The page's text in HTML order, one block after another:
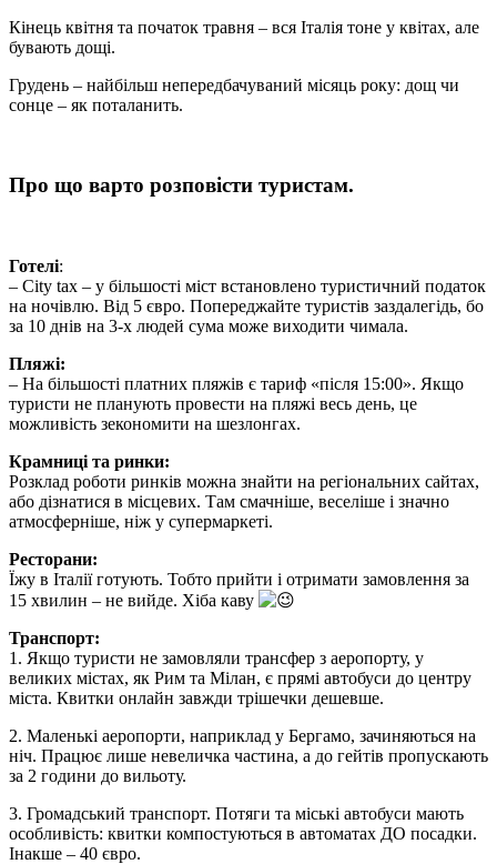
Кінець квітня та початок травня – вся Італія тоне у квітах, але
бувають дощі.
Грудень – найбільш непередбачуваний місяць року: дощ чи
сонце – як поталанить.
Про що варто розповісти туристам.
Готелі:
– City tax – у більшості міст встановлено туристичний податок
на ночівлю. Від 5 євро. Попереджайте туристів заздалегідь, бо
за 10 днів на 3-х людей сума може виходити чимала.
Пляжі:
– На більшості платних пляжів є тариф «після 15:00». Якщо
туристи не планують провести на пляжі весь день, це
можливість зекономити на шезлонгах.
Крамниці та ринки:
Розклад роботи ринків можна знайти на регіональних сайтах,
або дізнатися в місцевих. Там смачніше, веселіше і значно
атмосферніше, ніж у супермаркеті.
Ресторани:
Їжу в Італії готують. Тобто прийти і отримати замовлення за
15 хвилин – не вийде. Хіба каву
Транспорт:
1. Якщо туристи не замовляли трансфер з аеропорту, у
великих містах, як Рим та Мілан, є прямі автобуси до центру
міста. Квитки онлайн завжди трішечки дешевше.
2. Маленькі аеропорти, наприклад у Бергамо, зачиняються на
ніч. Працює лише невеличка частина, а до гейтів пропускають
за 2 години до вильоту.
3. Громадський транспорт. Потяги та міські автобуси мають
особливість: квитки компостуються в автоматах ДО посадки.
Інакше – 40 євро.